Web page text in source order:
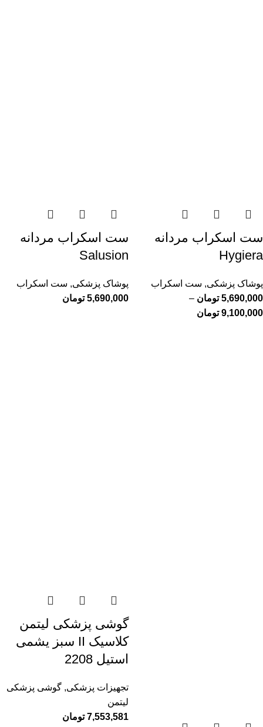
ست اسکراب مردانه
Hygiera
پوشاک پزشکی, ست اسکراب
5,690,000 تومان –
9,100,000 تومان
ست اسکراب مردانه
Salusion
پوشاک پزشکی, ست اسکراب
5,690,000 تومان
گوشی پزشکی لیتمن
کلاسیک II سبز یشمی
استیل 2208
تجهیزات پزشکی, گوشی پزشکی
لیتمن
7,553,581 تومان